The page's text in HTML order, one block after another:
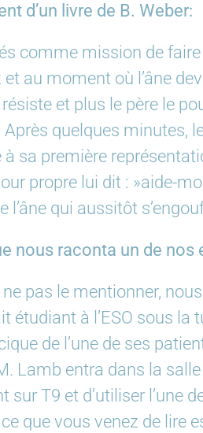
d’un livre de B. Weber:
comme mission de
et au moment où l’âne
et plus le père le
quelques minutes,
sa première
propre lui dit : »aide-
l’âne qui aussitôt
nous raconta un de nos
pas le mentionner,
étudiant à l’ESO sous la
de l’une de ses
Lamb entra dans la
T9 et d’utiliser l’une
que vous venez de lire